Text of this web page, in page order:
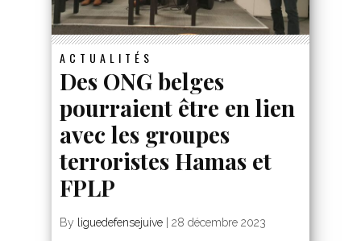
ACTUALITÉS
Des ONG belges
pourraient être en lien
avec les groupes
terroristes Hamas et
FPLP
By liguedefensejuive 28 décembre 2023